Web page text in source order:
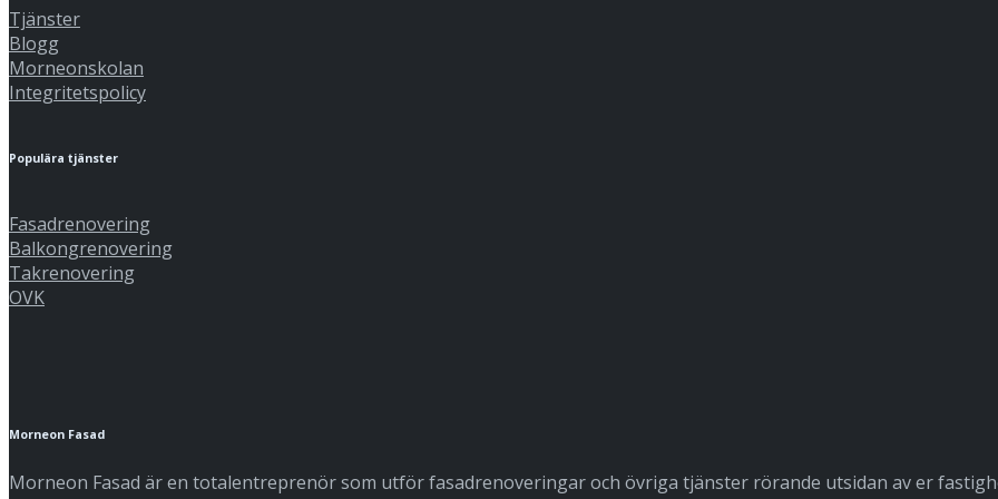
Tjänster
Blogg
Morneonskolan
Integritetspolicy
Populära tjänster
Fasadrenovering
Balkongrenovering
Takrenovering
OVK
Morneon Fasad
Morneon Fasad är en totalentreprenör som utför fasadrenoveringar och övriga tjänster rörande utsidan av er